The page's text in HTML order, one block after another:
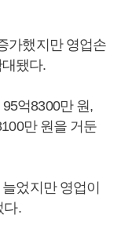
가했지만 영업손
됐다.
억8300만 원,
만 원을 거둔
었지만 영업이
다.